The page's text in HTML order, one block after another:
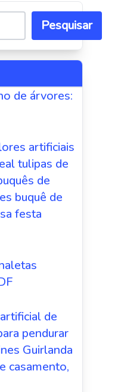
Pesquisar
de árvores:
artificiais
tulipas de
de
buquê de
festa
de
pendurar
Guirlanda
casamento,